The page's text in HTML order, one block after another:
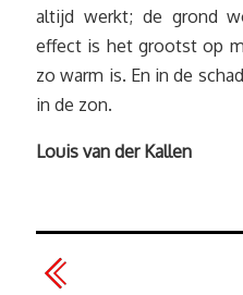
altijd werkt; de grond
effect is het grootst op
zo warm is. En in de
in de zon.
Louis van der Kallen